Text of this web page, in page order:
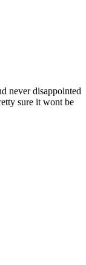
never disappointed
sure it wont be